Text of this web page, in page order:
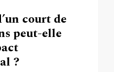
court de
peut-elle
?